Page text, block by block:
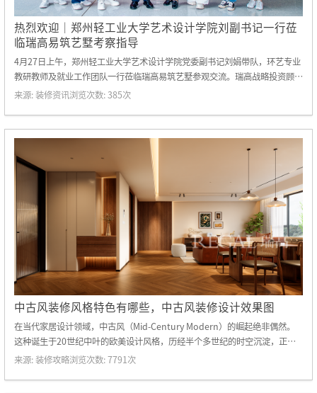
热烈欢迎｜郑州轻工业大学艺术设计学院刘副书记一行莅
临瑞高易筑艺墅考察指导
4月27日上午，郑州轻工业大学艺术设计学院党委副书记刘娟带队，环艺专业
教研教师及就业工作团队一行莅临瑞高易筑艺墅参观交流。瑞高战略投资顾问
余炬斌、郑州轻工业大学优秀毕业生代表、瑞高艺墅高级主任设计师邵天鹏热
来源: 装修资讯浏览次数: 385次
中古风装修风格特色有哪些，中古风装修设计效果图
在当代家居设计领域，中古风（Mid-Century Modern）的崛起绝非偶然。
这种诞生于20世纪中叶的欧美设计风格，历经半个多世纪的时空沉淀，正在
全球范围内引发新一轮审美革命。其独特魅力源于对功能主义的极致追求、对
来源: 装修攻略浏览次数: 7791 次